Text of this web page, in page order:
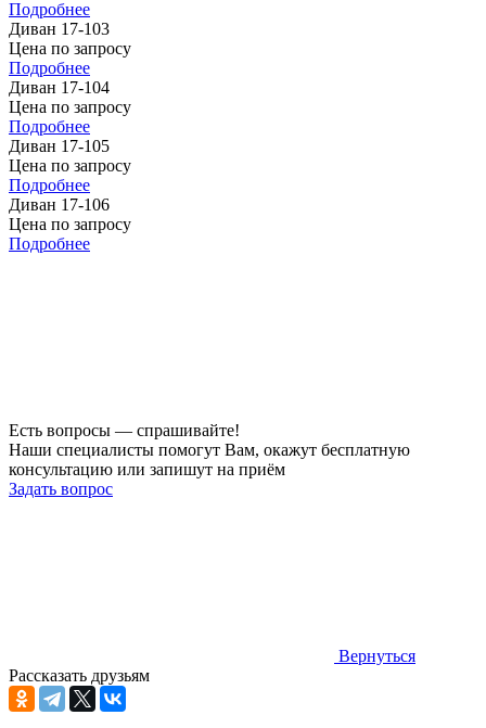
Подробнее
Диван 17-103
Цена по запросу
Подробнее
Диван 17-104
Цена по запросу
Подробнее
Диван 17-105
Цена по запросу
Подробнее
Диван 17-106
Цена по запросу
Подробнее
Есть вопросы — спрашивайте!
Наши специалисты помогут Вам, окажут бесплатную
консультацию или запишут на приём
Задать вопрос
Вернуться
Рассказать друзьям